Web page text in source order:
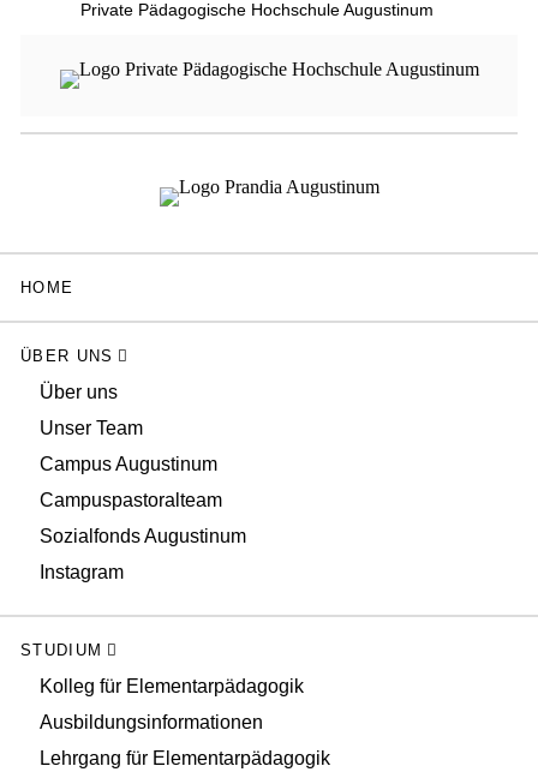
Private Pädagogische Hochschule Augustinum
HOME
ÜBER UNS
Über uns
Unser Team
Campus Augustinum
Campuspastoralteam
Sozialfonds Augustinum
Instagram
STUDIUM
Kolleg für Elementarpädagogik
Ausbildungsinformationen
Lehrgang für Elementarpädagogik